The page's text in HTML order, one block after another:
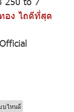
อง ไถดีที่สุด
บไหนดี